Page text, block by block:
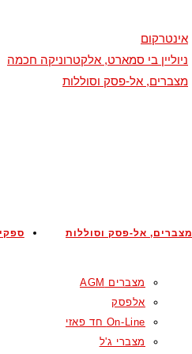
מצברים, אל-פסק וסוללות
מצברים AGM
אלפסק
On-Line חד פאזי
מצברי ג'ל
אינטרקום
ניוליין בי סמארט, אלקטרוניקה חכמה
מצברים, אל-פסק וסוללות